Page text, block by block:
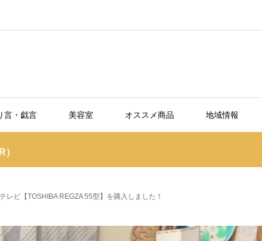
言・戯言 美容室 オススメ商品 地域情報
ビ【TOSHIBA REGZA 55型】を購入しました！